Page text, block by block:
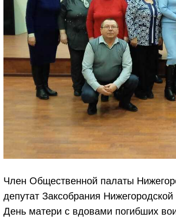
Член Общественной палаты
депутат Заксобрания Нижегородской
День матери с вдовами погибших